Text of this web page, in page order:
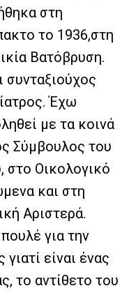
στη
το 1936,στη
Βατόβρυση.
συνταξιούχος
Έχω
με τα κοινά
Σύμβουλος του
Οικολογικό
και στη
Αριστερά.
για την
είναι ένας
το αντίθετο του